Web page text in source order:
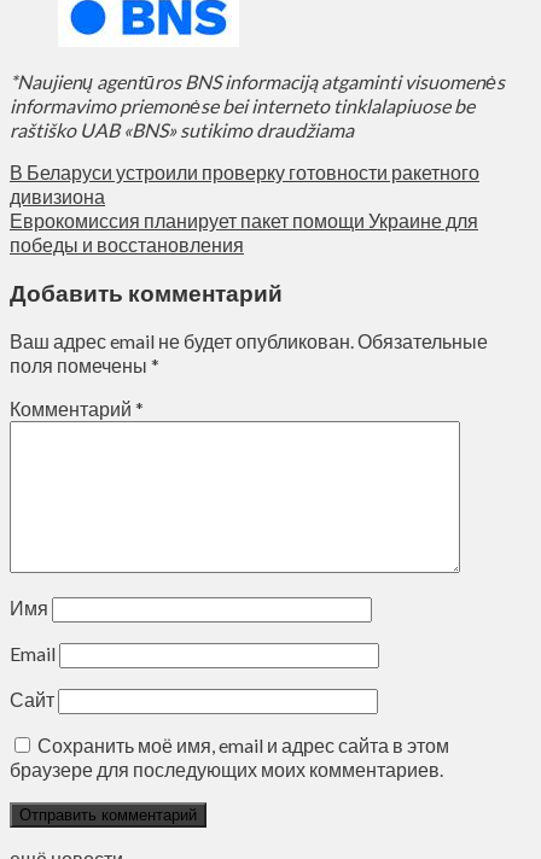
*Naujienų agentūros BNS informaciją atgaminti visuomenės
informavimo priemonėse bei interneto tinklalapiuose be
raštiško UAB «BNS» sutikimo draudžiama
В Беларуси устроили проверку готовности ракетного
дивизиона
Еврокомиссия планирует пакет помощи Украине для
победы и восстановления
Добавить комментарий
Ваш адрес email не будет опубликован.Обязательные
поля помечены *
Комментарий *
Имя
Email
Сайт
Сохранить моё имя, email и адрес сайта в этом
браузере для последующих моих комментариев.